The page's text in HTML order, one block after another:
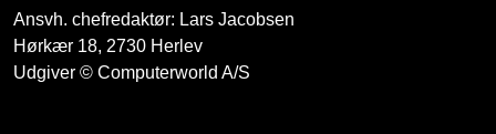
Ansvh. chefredaktør: Lars Jacobsen
Hørkær 18, 2730 Herlev
Udgiver © Computerworld A/S